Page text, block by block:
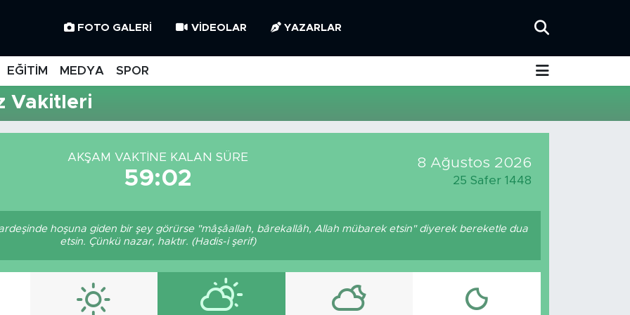
FOTO GALERI VIDEOLAR YAZARLAR
EĞİTİM MEDYA SPOR
Vakitleri
AKŞAM VAKTINE KALAN SÜRE
59:02
8 Ağustos 2026
25 Safer 1448
hoşuna giden bir şey görürse "mâşâallah, bârekallâh, Allah mübarek etsin" diyerek bereketle dua
etsin. Çünkü nazar, haktır. (Hadis-i şerif)